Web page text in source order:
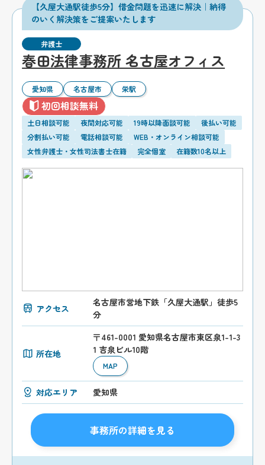
【久屋大通駅徒歩5分】借金問題を迅速に解決｜納得
のいく解決策をご提案いたします
弁護士
春田法律事務所 名古屋オフィス
愛知県 名古屋市 栄駅
初回相談無料
土日相談可能 夜間対応可能 19時以降面談可能
後払い可能
分割払い可能
電話相談可能
WEB・オンライン相談可能
女性弁護士・女性司法書士在籍
完全個室 在籍数10名以上
アクセス
名古屋市営地下鉄「久屋大通駅」徒歩5
分
所在地
〒461-0001 愛知県名古屋市東区泉1-1-3
1 吉泉ビル10階
MAP
対応エリア 愛知県
事務所の詳細を見る